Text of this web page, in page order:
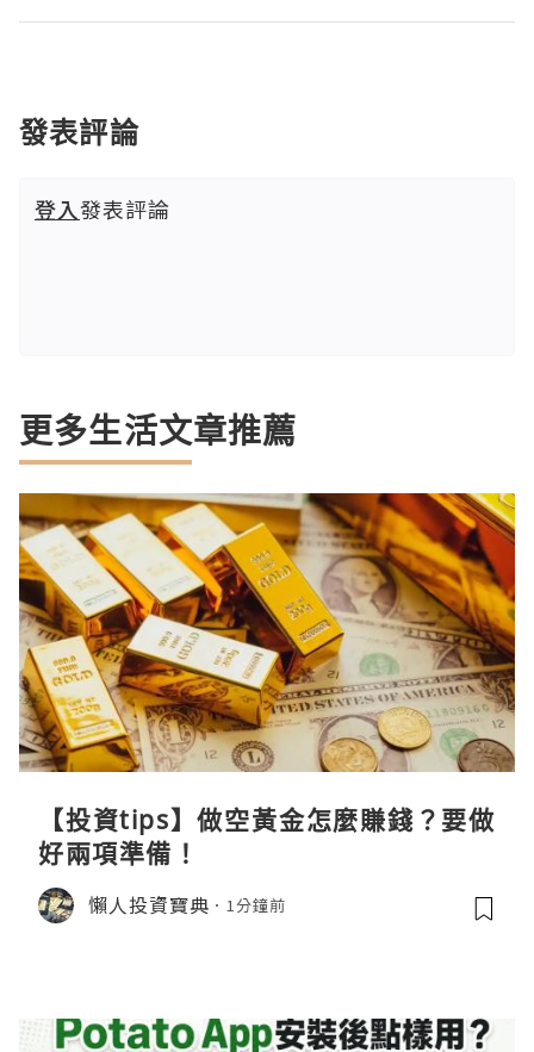
發表評論
登入發表評論
更多生活文章推薦
【投資tips】做空黃金怎麼賺錢？要做
好兩項準備！
懶人投資寶典 1分鐘前